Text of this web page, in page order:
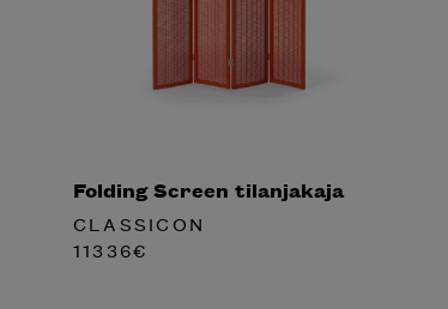
Folding Screen tilanjakaja
CLASSICON
11336€